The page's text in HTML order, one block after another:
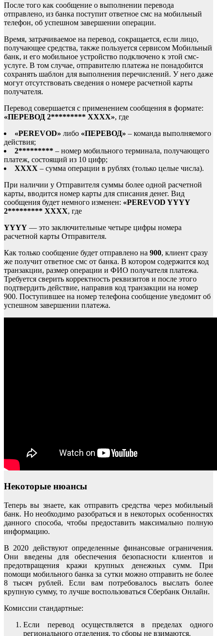
После того как сообщение о выполнении перевода
отправлено, из банка поступит ответное смс на мобильный
телефон, об успешном завершении операции.
Время, затрачиваемое на перевод, сокращается, если лицо,
получающее средства, также пользуется сервисом Мобильный
банк, и его мобильное устройство подключено к этой смс-
услуге. В том случае, отправителю платежа не понадобится
сохранять шаблон для выполнения перечислений. У него даже
могут отсутствовать сведения о номере расчетной карты
получателя.
Перевод совершается с применением сообщения в формате:
«ПЕРЕВОД 2********* ХХХХ», где
«PEREVOD» либо «ПЕРЕВОД» – команда выполняемого
действия;
2********* – номер мобильного терминала, получающего
платеж, состоящий из 10 цифр;
ХХХХ – сумма операции в рублях (только целые числа).
При наличии у Отправителя суммы более одной расчетной
карты, вводится номер карты для списания денег. Вид
сообщения будет немного изменен: «PEREVOD YYYY
2********* ХХХХ, где
YYYY — это заключительные четыре цифры номера
расчетной карты Отправителя.
Как только сообщение будет отправлено на 900, клиент сразу
же получит ответное смс от банка. В котором содержится код
транзакции, размер операции и ФИО получателя платежа.
Требуется сверить корректность реквизитов и после этого
подтвердить действие, направив код транзакции на номер
900. Поступившее на номер телефона сообщение уведомит об
успешном завершении платежа.
Некоторые нюансы
Теперь вы знаете, как отправить средства через мобильный
банк. Но необходимо разобраться и в некоторых особенностях
данного способа, чтобы предоставить максимально полную
информацию.
В 2020 действуют определенные финансовые ограничения.
Они введены для обеспечения безопасности клиентов и
предотвращения кражи крупных денежных сумм. При
помощи мобильного банка за сутки можно отправить не более
8 тысяч рублей. Если вам потребовалось выслать более
крупную сумму, то лучше воспользоваться Сбербанк Онлайн.
Комиссии стандартные:
Если перевод осуществляется в пределах одного
регионального отделения, то сборы не взимаются.